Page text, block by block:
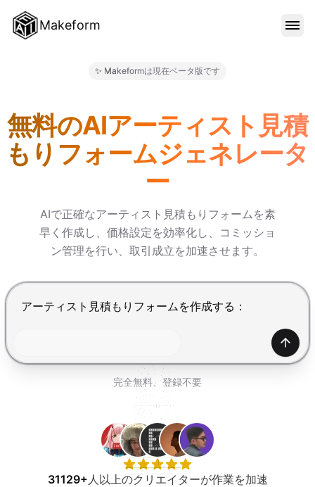
Makeform
ブログ
料金
✨ Makeformは現在ベータ版です
無料のAIアーティスト見積
もりフォームジェネレータ
ー
AIで正確なアーティスト見積もりフォームを素
早く作成し、価格設定を効率化し、コミッショ
ン管理を行い、取引成立を加速させます。
Enterで送信、Shift+Enterで改行
生成
完全無料、登録不要
31129+人以上のクリエイターが作業を加速